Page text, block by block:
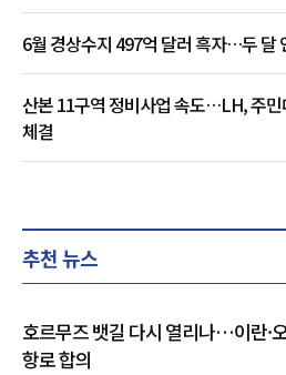
6월 경상수지 497억 달러 흑자…두 달
산본 11구역 정비사업 속도…LH, 주
체결
추천 뉴스
호르무즈 뱃길 다시 열리나…이란·
항로 합의